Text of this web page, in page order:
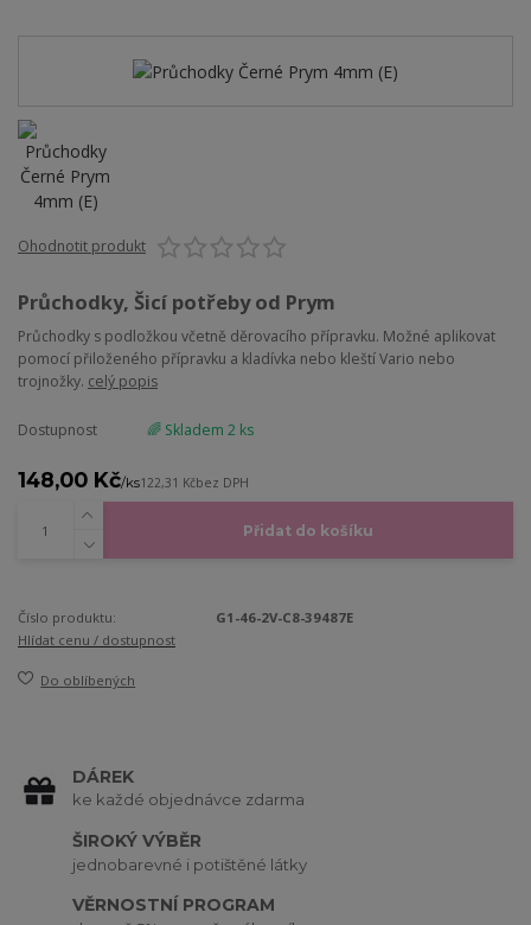
Ohodnotit produkt
Průchodky, Šicí potřeby od Prym
Průchodky s podložkou včetně děrovacího přípravku. Možné aplikovat
pomocí přiloženého přípravku a kladívka nebo kleští Vario nebo
trojnožky. celý popis
Dostupnost 🌈 Skladem 2 ks
148,00 Kč/ks122,31 Kčbez DPH
Přidat do košíku
Číslo produktu:
G1-46-2V-C8-39487E
Hlídat cenu / dostupnost
Do oblíbených
DÁREK
ke každé objednávce zdarma
ŠIROKÝ VÝBĚR
jednobarevné i potištěné látky
VĚRNOSTNÍ PROGRAM